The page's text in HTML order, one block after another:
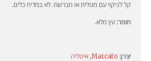
קל לניקוי עם מטלית או מברשת. לא במדיח כלים.
חומר: עץ מלא.
יצרן: Marcato, איטליה